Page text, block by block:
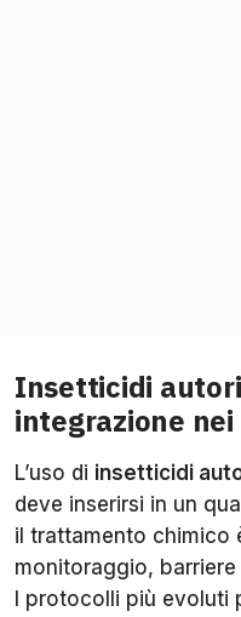
Insetticidi
integrazione
L’uso di insetticidi
deve inserirsi in un
il trattamento chimico
monitoraggio,
I protocolli più evoluti